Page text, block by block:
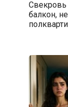
балкон,